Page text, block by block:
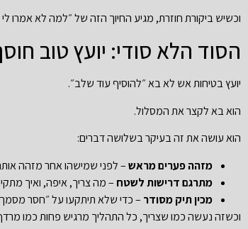
וכשיש ביקורת חוזרת, מגיע החיוך הזה של ״למה לא אמרו לי
הסוד הלא סודי: יועץ טוב
יועץ בטיחות אש לא בא ״להוסיף עוד שלב״.
הוא בא לקצר את המסלול.
הוא עושה את זה בעיקר בשלושה דברים:
מזהה פערים מראש– לפני שמישהו אחר מזהה
מתרגם דרישות לשטח – מה צריך, איפה, ואיך
מכין תיק מסודר – כדי שלא תיתקעו על ״חסר
וכשזה נעשה כמו שצריך, כל התהליך מרגיש פחות כמו מרדף